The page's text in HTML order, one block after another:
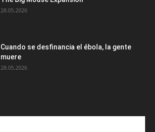
28.05.2026
Cuando se desfinancia el ébola, la gente
muere
28.05.2026